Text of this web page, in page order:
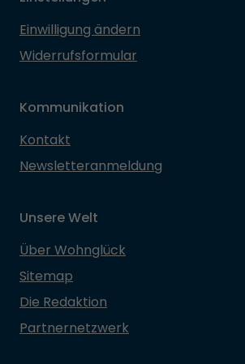
Einwilligung ändern
Widerrufsformular
Kommunikation
Kontakt
Newsletteranmeldung
Unsere Welt
Über Wohnglück
Sitemap
Die Redaktion
Partnernetzwerk